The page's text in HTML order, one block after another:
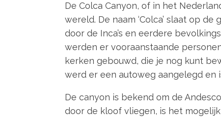
De Colca Canyon, of in het
wereld. De naam ‘Colca’ slaat op
door de Inca’s en eerdere
werden er vooraanstaande
kerken gebouwd, die je nog kunt
werd er een autoweg aangelegd en
De canyon is bekend om de
door de kloof vliegen, is het